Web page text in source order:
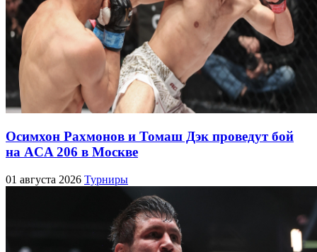
Осимхон Рахмонов и Томаш Дэк проведут бой
на ACA 206 в Москве
01 августа 2026 Турниры